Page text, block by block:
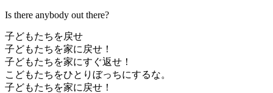
Is there anybody out there?
子どもたちを戻せ
子どもたちを家に戻せ！
子どもたちを家にすぐ返せ！
こどもたちをひとりぼっちにするな。
子どもたちを家に戻せ！